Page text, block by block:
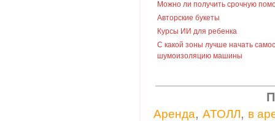
Можно ли получить срочную
Авторские букеты
Курсы ИИ для ребенка
С какой зоны лучше начать
шумоизоляцию машины
Аренда, АТОЛЛ, в